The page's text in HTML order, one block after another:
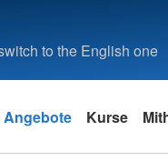
to the English one
Angebote Kurse